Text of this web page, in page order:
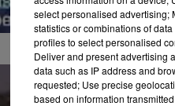
select personalised advertising;
statistics or combinations of
profiles to select personalised
Deliver and present advertising
data such as IP address and
requested; Use precise
based on information